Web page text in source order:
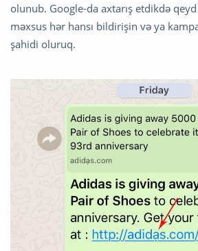
olunub. Google-da axtarış etdikdə
məxsus hər hansı bildirişin və ya
şahidi oluruq.